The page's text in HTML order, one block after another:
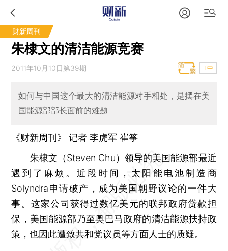
财新周刊
朱棣文的清洁能源竞赛
2011年10月10日第39期 T中
如何与中国这个最大的清洁能源对手相处，是摆在美
国能源部部长面前的难题
《财新周刊》 记者 李虎军崔筝
朱棣文（Steven Chu）领导的美国能源部最近
遇到了麻烦。近段时间，太阳能电池制造商
Solyndra申请破产，成为美国朝野议论的一件大
事。这家公司获得过数亿美元的联邦政府贷款担
保，美国能源部乃至奥巴马政府的清洁能源扶持政
策，也因此遭致共和党议员等方面人士的质疑。